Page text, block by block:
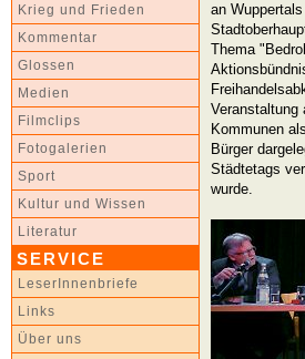
Krieg und Frieden
Kommentar
Glossen
Medien
Filmclips
Fotogalerien
Sport
Kultur und Wissen
Literatur
SERVICE
LeserInnenbriefe
Links
Über uns
an
Thema
Veranstaltung
Kommunen
Bürger
Städtetags
wurde.